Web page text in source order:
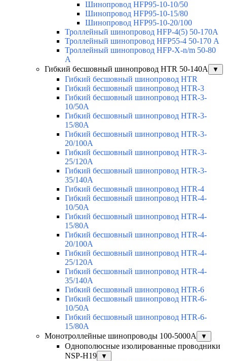
Шинопровод HFP95-10-10/50
Шинопровод HFP95-10-15/80
Шинопровод HFP95-10-20/100
Троллейный шинопровод HFP-4(5) 50-170A
Троллейный шинопровод HFP55-4 50-170 А
Троллейный шинопровод HFP-X-n/m 50-80
A
Гибкий бесшовный шинопровод HTR 50-140А
▼
Гибкий бесшовный шинопровод HTR
Гибкий бесшовный шинопровод HTR-3
Гибкий бесшовный шинопровод HTR-3-
10/50A
Гибкий бесшовный шинопровод HTR-3-
15/80A
Гибкий бесшовный шинопровод HTR-3-
20/100A
Гибкий бесшовный шинопровод HTR-3-
25/120A
Гибкий бесшовный шинопровод HTR-3-
35/140A
Гибкий бесшовный шинопровод HTR-4
Гибкий бесшовный шинопровод HTR-4-
10/50A
Гибкий бесшовный шинопровод HTR-4-
15/80A
Гибкий бесшовный шинопровод HTR-4-
20/100A
Гибкий бесшовный шинопровод HTR-4-
25/120A
Гибкий бесшовный шинопровод HTR-4-
35/140A
Гибкий бесшовный шинопровод HTR-6
Гибкий бесшовный шинопровод HTR-6-
10/50A
Гибкий бесшовный шинопровод HTR-6-
15/80A
Монотроллейные шинопроводы 100-5000А
▼
Однополюсные изолированные проводники
NSP-H19
▼